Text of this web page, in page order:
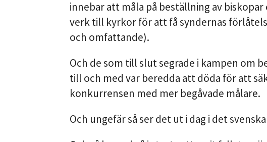
innebar att måla på beställning av
verk till kyrkor för att få syndernas
och omfattande).
Och de som till slut segrade i kampen om
till och med var beredda att döda för att
konkurrensen med mer begåvade målare.
Och ungefär så ser det ut i dag i det